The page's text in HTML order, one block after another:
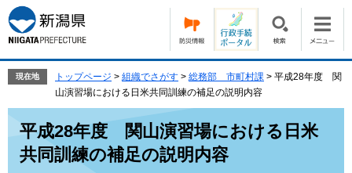
ー
ジ
の
で
す。
ニ
ュ
ー
ば
現在地 トップページ > 組織でさがす > 総務部 市町村課 > 平成28年度 関
山演習場における日米共同訓練の補足の説明内容
平成28年度 関山演習場における日米
共同訓練の補足の説明内容